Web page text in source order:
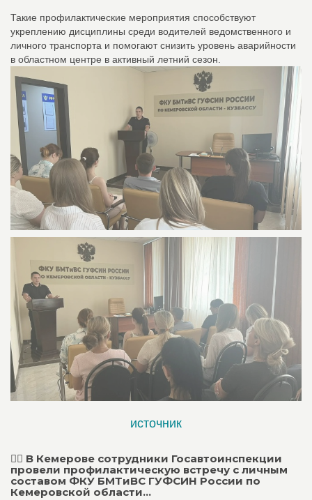
Такие профилактические мероприятия способствуют
укреплению дисциплины среди водителей ведомственного и
личного транспорта и помогают снизить уровень аварийности
в областном центре в активный летний сезон.
источник
👮‍♂ В Кемерове сотрудники Госавтоинспекции
провели профилактическую встречу с личным
составом ФКУ БМТиВС ГУФСИН России по
Кемеровской области...